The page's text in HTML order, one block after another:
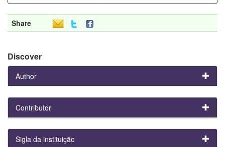
Share
Discover
Author
Contributor
Sigla da instituição